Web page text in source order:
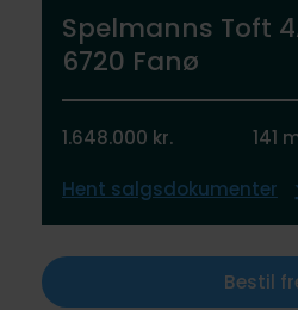
Spelmanns Toft
6720 Fanø
1.648.000 kr. 141
Hent salgsdokumenter
Bestil